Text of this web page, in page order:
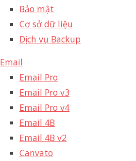
Bảo mật
Cơ sở dữ liệu
Dịch vụ Backup
Email
Email Pro
Email Pro v3
Email Pro v4
Email 4B
Email 4B v2
Canvato